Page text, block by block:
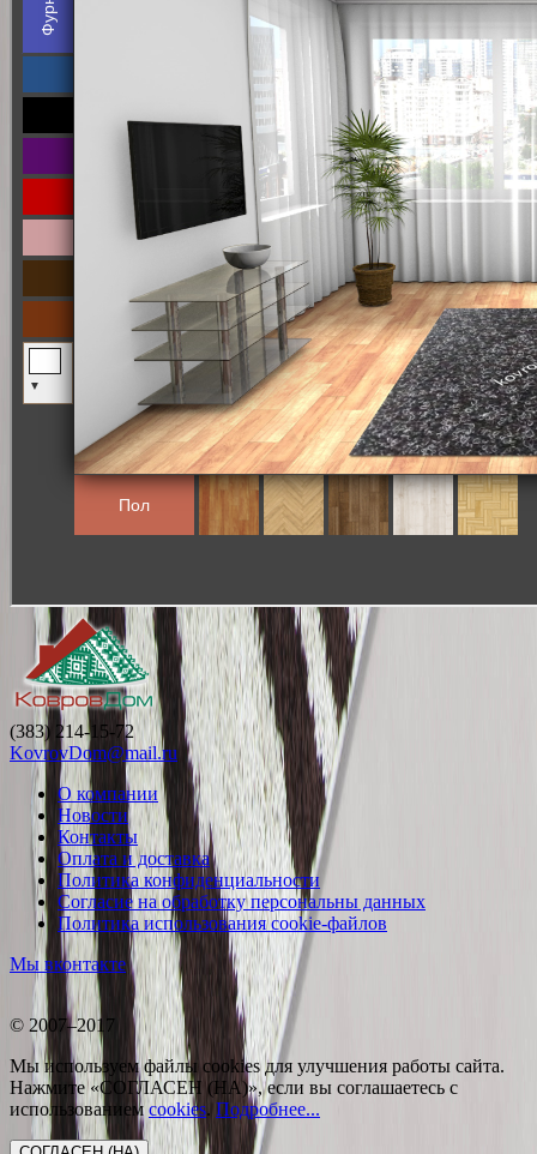
(383) 214-15-72
KovrovDom@mail.ru
О компании
Новости
Контакты
Оплата и доставка
Политика конфиденциальности
Согласие на обработку персональны данных
Политика использования cookie-файлов
Мы вконтакте
© 2007–2017
Мы используем файлы cookies для улучшения работы сайта.
Нажмите «СОГЛАСЕН (НА)», если вы соглашаетесь с
использованиемcookies. Подробнее...